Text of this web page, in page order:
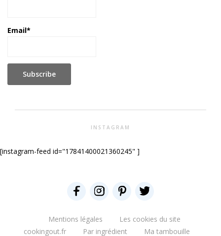
Email*
INSTAGRAM
[instagram-feed id="17841400021360245" ]
Mentions légales
Les cookies du site
cookingout.fr
Par ingrédient Ma tambouille